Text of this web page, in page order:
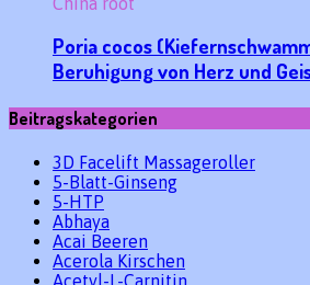
Poria cocos
Beruhigung von Herz und
Beitragskategorien
3D Facelift Massageroller
5-Blatt-Ginseng
5-HTP
Abhaya
Acai Beeren
Acerola Kirschen
Acetyl-L-Carnitin